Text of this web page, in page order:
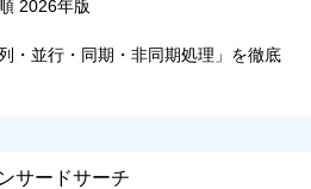
2026年版
・並行・同期・非同期処理」を徹底
サードサーチ